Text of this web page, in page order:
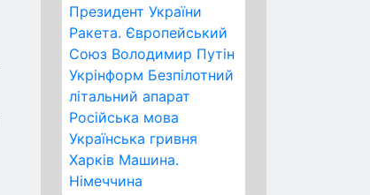
Президент України
Ракета. Європейський
Союз Володимир Путін
Укрінформ Безпілотний
літальний апарат
Російська мова
Українська гривня
Харків Машина.
Німеччина